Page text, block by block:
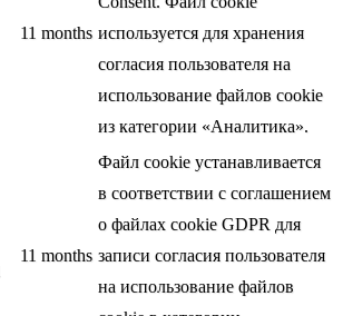
11 months используется для хранения
согласия пользователя на
использование файлов cookie
из категории «Аналитика».
11 months
Файл cookie устанавливается
в соответствии с соглашением
о файлах cookie GDPR для
записи согласия пользователя
на использование файлов